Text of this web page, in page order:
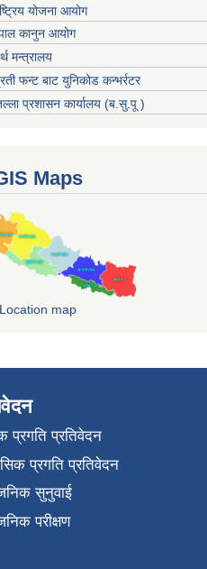
योजना आयोग
कानुन आयोग
मन्त्रालय
फन्ट बाट युनिकोड कन्भर्रटर
प्रशासन कार्यालय (ब.सु.पू )
Maps
प्रगति प्रतिवेदन
प्रगति प्रतिवेदन
सुनुवाई
परीक्षण